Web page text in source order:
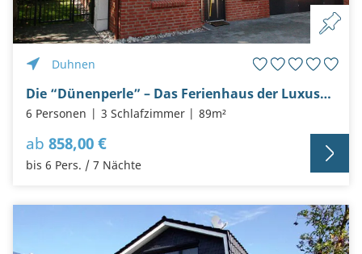
Duhnen
Die “Dünenperle” – Das Ferienhaus der Luxusklasse
6 Personen 3 Schlafzimmer 89m²
ab 858,00 €
bis 6 Pers. / 7 Nächte